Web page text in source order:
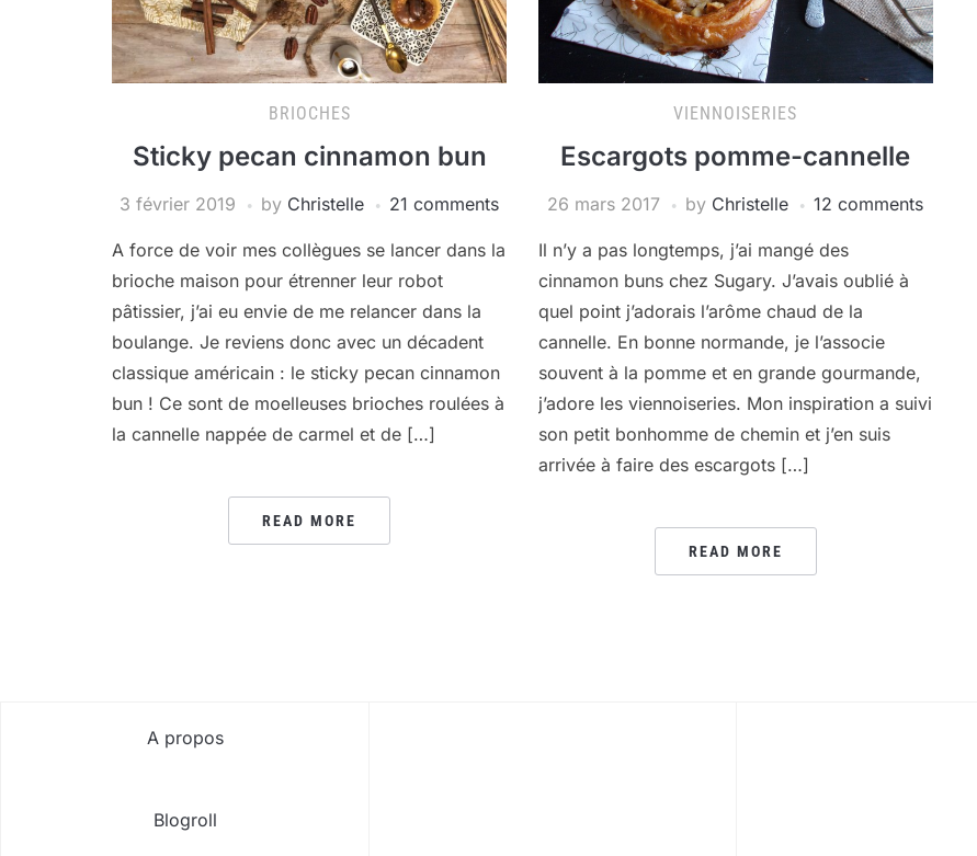
BRIOCHES
Sticky pecan cinnamon bun
3 février 2019 by Christelle 21 comments
A force de voir mes collègues se lancer dans la
brioche maison pour étrenner leur robot
pâtissier, j’ai eu envie de me relancer dans la
boulange. Je reviens donc avec un décadent
classique américain : le sticky pecan cinnamon
bun ! Ce sont de moelleuses brioches roulées à
la cannelle nappée de carmel et de […]
READ MORE
VIENNOISERIES
Escargots pomme-cannelle
26 mars 2017 by Christelle 12 comments
Il n’y a pas longtemps, j’ai mangé des
cinnamon buns chez Sugary. J’avais oublié à
quel point j’adorais l’arôme chaud de la
cannelle. En bonne normande, je l’associe
souvent à la pomme et en grande gourmande,
j’adore les viennoiseries. Mon inspiration a suivi
son petit bonhomme de chemin et j’en suis
arrivée à faire des escargots […]
READ MORE
A propos
Blogroll